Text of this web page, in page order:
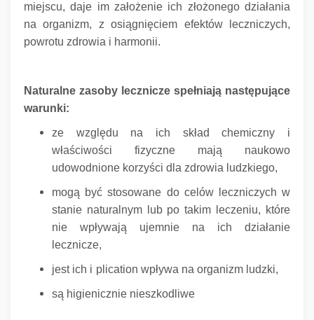
miejscu, daje im założenie ich złożonego działania
na organizm, z osiągnięciem efektów leczniczych,
powrotu zdrowia i harmonii.
Naturalne zasoby lecznicze spełniają następujące
warunki:
ze względu na ich skład chemiczny i
właściwości fizyczne mają naukowo
udowodnione korzyści dla zdrowia ludzkiego,
mogą być stosowane do celów leczniczych w
stanie naturalnym lub po takim leczeniu, które
nie wpływają ujemnie na ich działanie
lecznicze,
jest ich i plication wpływa na organizm ludzki,
są higienicznie nieszkodliwe